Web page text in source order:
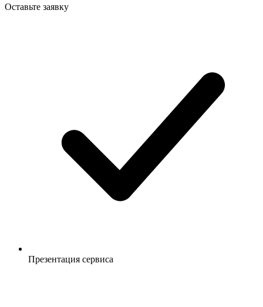
Оставьте заявку
Презентация сервиса